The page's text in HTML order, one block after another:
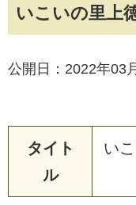
いこいの里上
公開日：2022年03
タイト
ル
いこ